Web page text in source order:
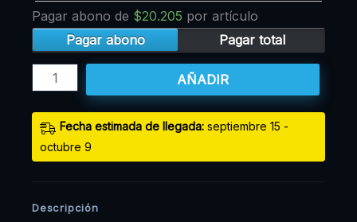
Pagar abono de $20.205 por artículo
Pagar abono
Pagar total
AÑADIR
Fecha estimada de llegada: septiembre 15 -
octubre 9
Descripción